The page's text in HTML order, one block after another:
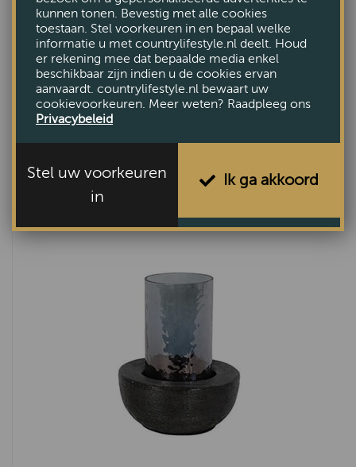
kunnen tonen. Bevestig met alle cookies
toestaan. Stel voorkeuren in en bepaal welke
informatie u met countrylifestyle.nl deelt. Houd
er rekening mee dat bepaalde media enkel
beschikbaar zijn indien u de cookies ervan
aanvaardt. countrylifestyle.nl bewaart uw
cookievoorkeuren. Meer weten? Raadpleeg ons
Privacybeleid
Stel uw voorkeuren
in
Ik ga akkoord